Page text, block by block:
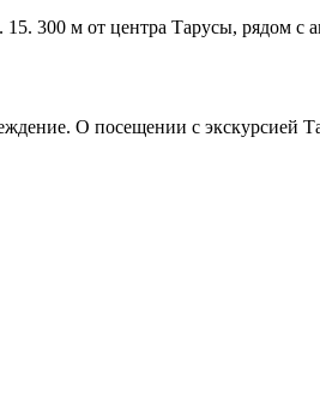
300 м от центра Тарусы, рядом с
О посещении с